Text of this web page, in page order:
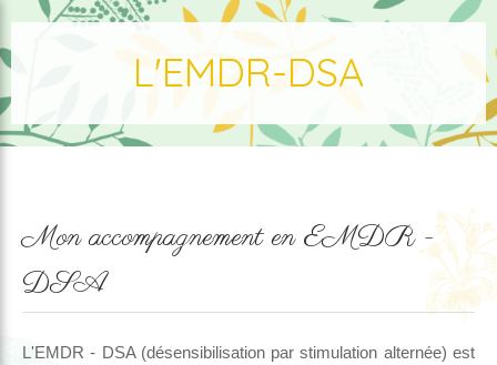
L'EMDR-DSA
Mon accompagnement enEMDR -
DSA
L'EMDR - DSA (désensibilisation par stimulation alternée) est